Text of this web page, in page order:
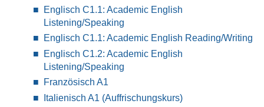
Englisch C1.1: Academic English
Listening/Speaking
Englisch C1.1: Academic English Reading/Writing
Englisch C1.2: Academic English
Listening/Speaking
Französisch A1
Italienisch A1 (Auffrischungskurs)